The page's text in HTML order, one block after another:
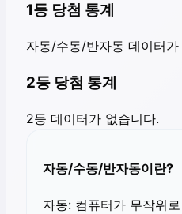
1등 당첨 통계
자동/수동/반자동 데이터가
2등 당첨 통계
2등 데이터가 없습니다.
자동/수동/반자동이란?
자동: 컴퓨터가 무작위